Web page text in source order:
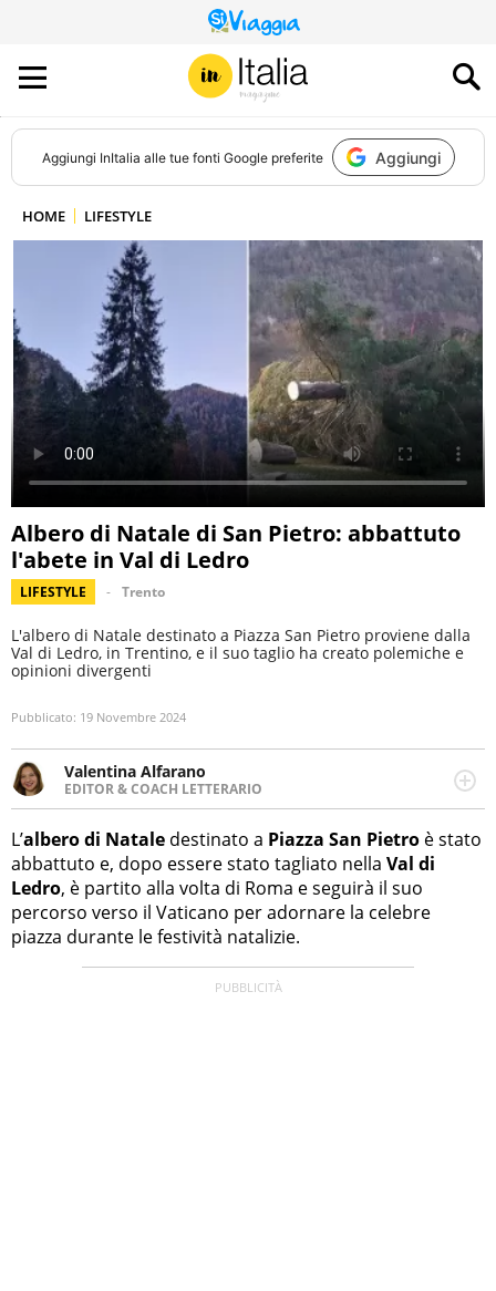
QUESTO
SITO
CONTRIBUISCE
ALL’AUDIENCE
DI
Aggiungi InItalia alle tue fonti Google preferite Aggiungi
HOME LIFESTYLE
Albero di Natale di San Pietro: abbattuto
l'abete in Val di Ledro
LIFESTYLE Trento
L'albero di Natale destinato a Piazza San Pietro proviene dalla
Val di Ledro, in Trentino, e il suo taglio ha creato polemiche e
opinioni divergenti
Pubblicato: 19 Novembre 2024
Valentina Alfarano
EDITOR & COACH LETTERARIO
Lavorare con le storie è la mia missione! Specializzata in
storytelling di viaggi, lavoro come editor di narrativa e
coach di scrittura creativa.
L’albero di Natale destinato a Piazza San Pietro è stato
abbattuto e, dopo essere stato tagliato nella Val di
Ledro, è partito alla volta di Roma e seguirà il suo
percorso verso il Vaticano per adornare la celebre
piazza durante le festività natalizie.